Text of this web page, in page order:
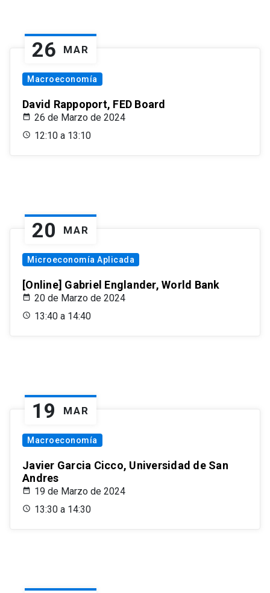
26 MAR
Macroeconomía
David Rappoport, FED Board
26 de Marzo de 2024
12:10 a 13:10
20 MAR
Microeconomía Aplicada
[Online] Gabriel Englander, World Bank
20 de Marzo de 2024
13:40 a 14:40
19 MAR
Macroeconomía
Javier Garcia Cicco, Universidad de San
Andres
19 de Marzo de 2024
13:30 a 14:30